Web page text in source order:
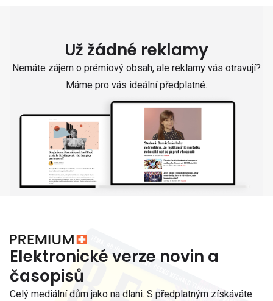
Už žádné reklamy
Nemáte zájem o prémiový obsah, ale reklamy vás otravují?
Máme pro vás ideální předplatné.
Elektronické verze novin a
časopisů
Celý mediální dům jako na dlani. S předplatným získáváte